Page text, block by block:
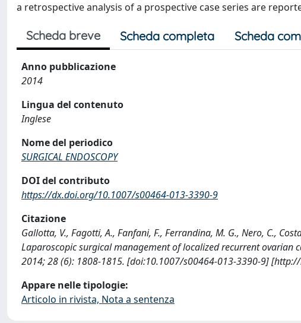
a retrospective analysis of a prospective case series are
Scheda breve Scheda completa Scheda
Anno pubblicazione
2014
Lingua del contenuto
Inglese
Nome del periodico
SURGICAL ENDOSCOPY
DOI del contributo
https://dx.doi.org/10.1007/s00464-013-3390-9
Citazione
Gallotta, V., Fagotti, A., Fanfani, F., Ferrandina, M. G., Nero, C.,
Laparoscopic surgical management of localized recurrent ovarian
2014; 28 (6): 1808-1815. [doi:10.1007/s00464-013-3390-9]
Appare nelle tipologie:
Articolo in rivista, Nota a sentenza